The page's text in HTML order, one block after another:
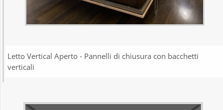
Letto Vertical Aperto - Pannelli di chiusura con bacchetti
verticali